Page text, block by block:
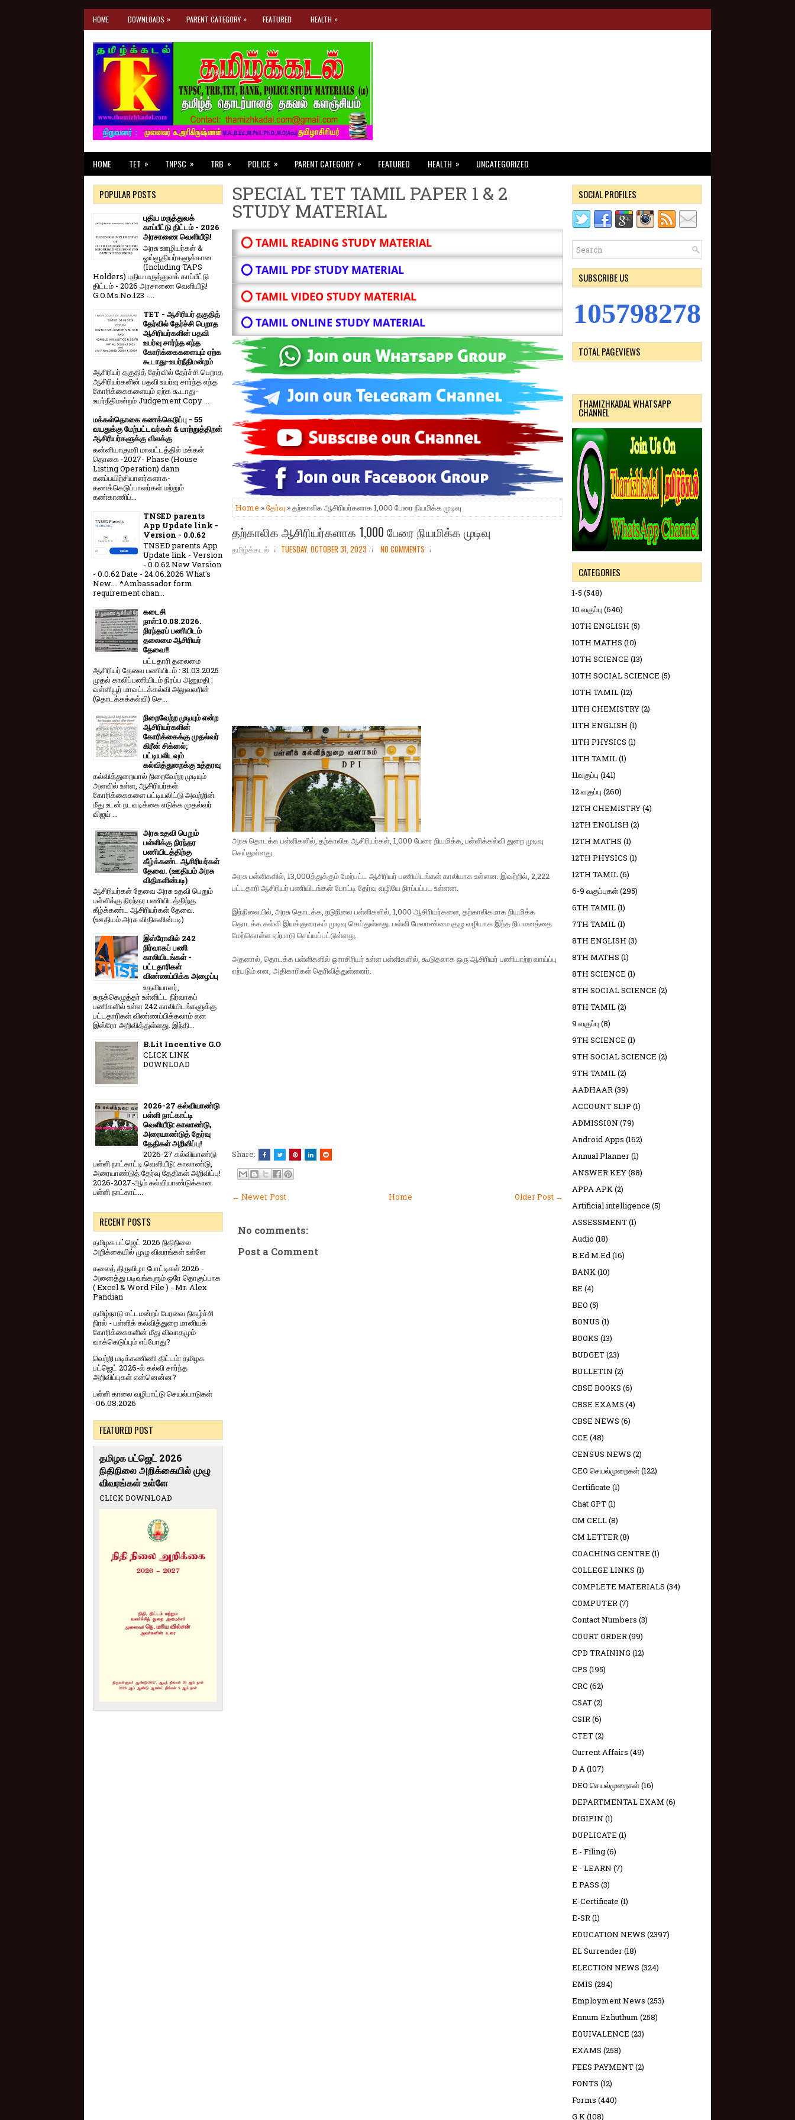
HOME DOWNLOADS » PARENT CATEGORY » FEATURED HEALTH »
HOME TET » TNPSC » TRB » POLICE » PARENT CATEGORY » FEATURED HEALTH » UNCATEGORIZED
SPECIAL TET TAMIL PAPER 1 & 2
STUDY MATERIAL
⭕ TAMIL READING STUDY MATERIAL
⭕ TAMIL PDF STUDY MATERIAL
⭕ TAMIL VIDEO STUDY MATERIAL
⭕ TAMIL ONLINE STUDY MATERIAL
Home »தேர்வு » தற்காலிக ஆசிரியர்களாக 1,000 பேரை நியமிக்க முடிவு
தற்காலிக ஆசிரியர்களாக 1,000 பேரை நியமிக்க முடிவு
தமிழ்க்கடல் TUESDAY, OCTOBER 31, 2023 NO COMMENTS
அரசு தொடக்க பள்ளிகளில், தற்காலிக ஆசிரியர்கள், 1,000 பேரை நியமிக்க, பள்ளிக்கல்வி துறை முடிவு
செய்துள்ளது.
அரசு பள்ளிகளில், 13,000த்துக்கும் மேற்பட்ட ஆசிரியர் பணியிடங்கள் காலியாக உள்ளன. இவற்றில், 2,222
பட்டதாரி ஆசிரியர் பணியிடங்கள் போட்டி தேர்வு வழியே நிரப்பப்பட உள்ளன.
இந்நிலையில், அரசு தொடக்க, நடுநிலை பள்ளிகளில், 1,000 ஆசிரியர்களை, தற்காலிகமாக நியமிக்க
தொடக்க கல்வி இயக்குனரகம் முடிவு செய்துள்ளது. பள்ளி மேலாண்மை குழு வழியாக இந்த நியமனத்தை
மேற்கொள்ள ஏற்பாடு செய்யப்பட்டுள்ளது.
அதனால், தொடக்க பள்ளிகளில் ஓராசிரியர் உள்ள பள்ளிகளில், கூடுதலாக ஒரு ஆசிரியர் பணியாற்ற வாய்ப்பு
ஏற்படும் என, அதிகாரிகள் தெரிவித்துள்ளனர்.
Share:
← Newer Post Older Post →
Home
No comments:
Post a Comment
POPULAR POSTS
புதிய மருத்துவக்
காப்பீட்டு திட்டம் - 2026
அரசாணை வெளியீடு!
அரசு ஊழியர்கள் &
ஓய்வூதியர்களுக்கான
(Including TAPS
Holders) புதிய மருத்துவக் காப்பீட்டு
திட்டம் - 2026 அரசாணை வெளியீடு!
G.O.Ms.No.123 -...
TET - ஆசிரியர் தகுதித்
தேர்வில் தேர்ச்சி பெறாத
ஆசிரியர்களின் பதவி
உயர்வு சார்ந்த எந்த
கோரிக்கைகளையும் ஏற்க
கூடாது-உயர்நீதிமன்றம்
ஆசிரியர் தகுதித் தேர்வில் தேர்ச்சி பெறாத
ஆசிரியர்களின் பதவி உயர்வு சார்ந்த எந்த
கோரிக்கைகளையும் ஏற்க கூடாது-
உயர்நீதிமன்றம் Judgement Copy ...
மக்கள்தொகை கணக்கெடுப்பு - 55
வயதுக்கு மேற்பட்டவர்கள் & மாற்றுத்திறன்
ஆசிரியர்களுக்கு விலக்கு
கன்னியாகுமரி மாவட்டத்தில் மக்கள்
தொகை -2027- Phase (House
Listing Operation) dann
களப்பயிற்சியாளர்களாக-
கணக்கெடுப்பாளர்கள் மற்றும்
கண்காணிப்...
TNSED parents
App Update link -
Version - 0.0.62
TNSED parents App
Update link - Version
- 0.0.62 New Version
- 0.0.62 Date - 24.06.2026 What's
New.... *Ambassador form
requirement chan...
கடைசி
நாள்:10.08.2026.
நிரந்தரப் பணியிடம்
தலைமை ஆசிரியர்
தேவை!!
பட்டதாரி தலைமை
ஆசிரியர் தேவை பணியிடம் : 31.03.2025
முதல் காலிப்பணியிடம் நிரப்ப அனுமதி :
வள்ளியூர் மாவட்டக்கல்வி அலுவலரின்
(தொடக்கக்கல்வி) செ...
நிறைவேற்ற முடியும் என்ற
ஆசிரியர்களின்
கோரிக்கைக்கு முதல்வர்
கிரீன் சிக்னல்;
பட்டியலிடவும்
கல்வித்துறைக்கு உத்தரவு
கல்வித்துறையால் நிறைவேற்ற முடியும்
அளவில் உள்ள, ஆசிரியர்கள்
கோரிக்கைகளை பட்டியலிட்டு அவற்றின்
மீது உடன் நடவடிக்கை எடுக்க முதல்வர்
விஜய் ...
அரசு உதவி பெறும்
பள்ளிக்கு நிரந்தர
பணியிடத்திற்கு
கீழ்க்கண்ட ஆசிரியர்கள்
தேவை. (ஊதியம் அரசு
விதிகளின்படி)
ஆசிரியர்கள் தேவை அரசு உதவி பெறும்
பள்ளிக்கு நிரந்தர பணியிடத்திற்கு
கீழ்க்கண்ட ஆசிரியர்கள் தேவை.
(ஊதியம் அரசு விதிகளின்படி)
இஸ்ரோவில் 242
நிர்வாகப் பணி
காலியிடங்கள் -
பட்டதாரிகள்
விண்ணப்பிக்க அழைப்பு
உதவியாளர்,
சுருக்கெழுத்தர் உள்ளிட்ட நிர்வாகப்
பணிகளில் உள்ள 242 காலியிடங்களுக்கு
பட்டதாரிகள் விண்ணப்பிக்கலாம் என
இஸ்ரோ அறிவித்துள்ளது. இந்தி...
B.Lit Incentive G.O
CLICK LINK
DOWNLOAD
2026-27 கல்வியாண்டு
பள்ளி நாட்காட்டி
வெளியீடு: காலாண்டு,
அரையாண்டுத் தேர்வு
தேதிகள் அறிவிப்பு!
2026-27 கல்வியாண்டு
பள்ளி நாட்காட்டி வெளியீடு: காலாண்டு,
அரையாண்டுத் தேர்வு தேதிகள் அறிவிப்பு!
2026-2027-ஆம் கல்வியாண்டுக்கான
பள்ளி நாட்காட்...
RECENT POSTS
தமிழக பட்ஜெட் 2026 நிதிநிலை
அறிக்கையில் முழு விவரங்கள் உள்ளே
கலைத் திருவிழா போட்டிகள் 2026 -
அனைத்து படிவங்களும் ஒரே தொகுப்பாக
( Excel & Word File ) - Mr. Alex
Pandian
தமிழ்நாடு சட்டமன்றப் பேரவை நிகழ்ச்சி
நிரல் - பள்ளிக் கல்வித்துறை மானியக்
கோரிக்கைகளின் மீது விவாதமும்
வாக்கெடுப்பும் எப்போது?
வெற்றி மடிக்கணிணி திட்டம்: தமிழக
பட்ஜெட் 2026-ல் கல்வி சார்ந்த
அறிவிப்புகள் என்னென்ன?
பள்ளி காலை வழிபாட்டு செயல்பாடுகள்
-06.08.2026
FEATURED POST
தமிழக பட்ஜெட் 2026
நிதிநிலை அறிக்கையில் முழு
விவரங்கள் உள்ளே
CLICK DOWNLOAD
SOCIAL PROFILES
SUBSCRIBE US
105798278
TOTAL PAGEVIEWS
THAMIZHKADAL WHATSAPP
CHANNEL
CATEGORIES
1-5 (548)
10 வகுப்பு (646)
10TH ENGLISH (5)
10TH MATHS (10)
10TH SCIENCE (13)
10TH SOCIAL SCIENCE (5)
10TH TAMIL(12)
11TH CHEMISTRY(2)
11TH ENGLISH (1)
11TH PHYSICS (1)
11TH TAMIL(1)
11வகுப்பு (141)
12 வகுப்பு (260)
12TH CHEMISTRY(4)
12TH ENGLISH (2)
12TH MATHS (1)
12TH PHYSICS (1)
12TH TAMIL(6)
6-9 வகுப்புகள்(295)
6TH TAMIL(1)
7TH TAMIL(1)
8TH ENGLISH (3)
8TH MATHS (1)
8TH SCIENCE (1)
8TH SOCIAL SCIENCE (2)
8TH TAMIL(2)
9 வகுப்பு (8)
9TH SCIENCE (1)
9TH SOCIAL SCIENCE (2)
9TH TAMIL(2)
AADHAAR(39)
ACCOUNT SLIP (1)
ADMISSION (79)
Android Apps (162)
Annual Planner(1)
ANSWER KEY(88)
APPA APK(2)
Artificial intelligence (5)
ASSESSMENT(1)
Audio (18)
B.Ed M.Ed(16)
BANK(10)
BE (4)
BEO (5)
BONUS (1)
BOOKS (13)
BUDGET(23)
BULLETIN (2)
CBSE BOOKS (6)
CBSE EXAMS (4)
CBSE NEWS (6)
CCE (48)
CENSUS NEWS (2)
CEO செயல்முறைகள்(122)
Certificate (1)
Chat GPT(1)
CM CELL(8)
CM LETTER(8)
COACHING CENTRE (1)
COLLEGE LINKS (1)
COMPLETE MATERIALS (34)
COMPUTER(7)
Contact Numbers (3)
COURT ORDER(99)
CPD TRAINING (12)
CPS (195)
CRC (62)
CSAT(2)
CSIR(6)
CTET(2)
Current Affairs (49)
D A(107)
DEO செயல்முறைகள்(16)
DEPARTMENTAL EXAM (6)
DIGIPIN (1)
DUPLICATE (1)
E - Filing(6)
E - LEARN (7)
E PASS (3)
E-Certificate (1)
E-SR(1)
EDUCATION NEWS (2397)
EL Surrender(18)
ELECTION NEWS (324)
EMIS (284)
Employment News (253)
Ennum Ezhuthum (258)
EQUIVALENCE (23)
EXAMS (258)
FEES PAYMENT(2)
FONTS (12)
Forms (440)
G K(108)